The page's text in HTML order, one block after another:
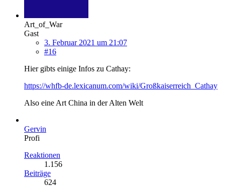
Art_of_War
Gast
3. Februar 2021 um 21:07
#16
Hier gibts einige Infos zu Cathay:
https://whfb-de.lexicanum.com/wiki/Großkaiserreich_Cathay
Also eine Art China in der Alten Welt
Gervin
Profi
Reaktionen
1.156
Beiträge
624